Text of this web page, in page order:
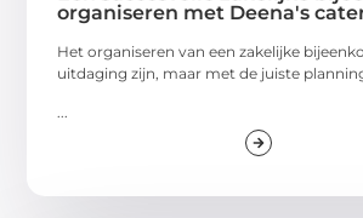
organiseren met Deena's
Het organiseren van een zakelijke
uitdaging zijn, maar met de juiste
...